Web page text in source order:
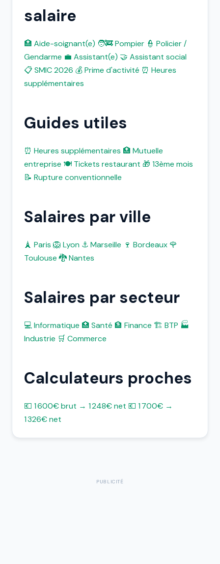
salaire
🏥 Aide-soignant(e) 🧑‍🚒 Pompier 👮 Policier /
Gendarme 💼 Assistant(e) 🤝 Assistant social
📋 SMIC 2026 💰 Prime d'activité ⏰ Heures
supplémentaires
Guides utiles
⏰ Heures supplémentaires 🏥 Mutuelle
entreprise 🍽️ Tickets restaurant 🎁 13ème mois
📝 Rupture conventionnelle
Salaires par ville
🗼 Paris 🦁 Lyon ⚓ Marseille 🍷 Bordeaux 🌹
Toulouse 🐉 Nantes
Salaires par secteur
💻 Informatique 🏥 Santé 🏦 Finance 🏗️ BTP 🏭
Industrie 🛒 Commerce
Calculateurs proches
💶 1 600€ brut → 1 248€ net 💶 1 700€ →
1 326€ net
PUBLICITÉ